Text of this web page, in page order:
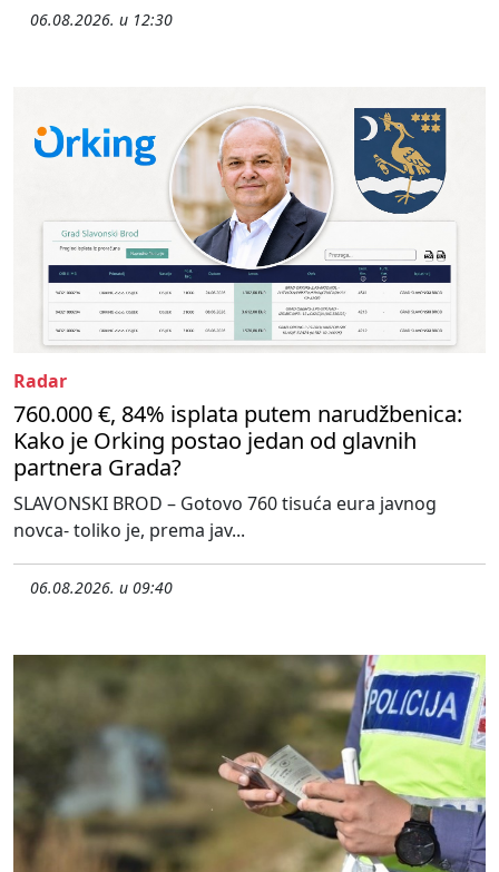
06.08.2026. u 12:30
Radar
760.000 €, 84% isplata putem narudžbenica:
Kako je Orking postao jedan od glavnih
partnera Grada?
SLAVONSKI BROD – Gotovo 760 tisuća eura javnog
novca- toliko je, prema jav...
06.08.2026. u 09:40